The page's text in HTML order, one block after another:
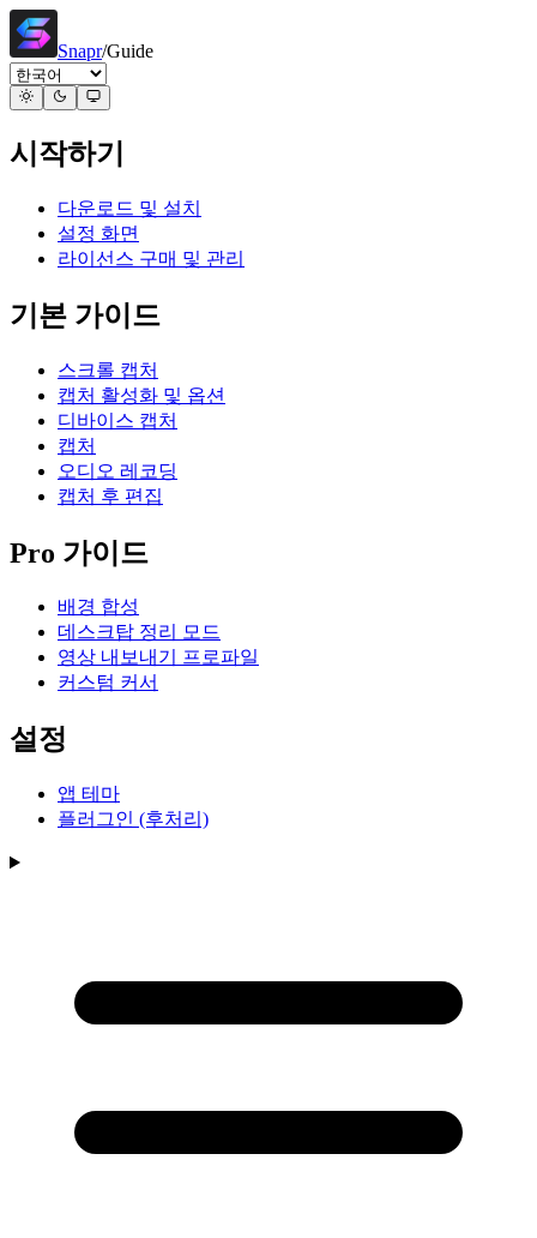
Snapr/Guide
시작하기
다운로드 및 설치
설정 화면
라이선스 구매 및 관리
기본 가이드
스크롤 캡처
캡처 활성화 및 옵션
디바이스 캡처
캡처
오디오 레코딩
캡처 후 편집
Pro 가이드
배경 합성
데스크탑 정리 모드
영상 내보내기 프로파일
커스텀 커서
설정
앱 테마
플러그인 (후처리)